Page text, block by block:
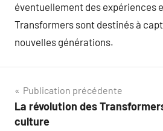
éventuellement des expériences
Transformers sont destinés à
nouvelles générations.
Navigation
de
Publication précédente
La révolution des
culture